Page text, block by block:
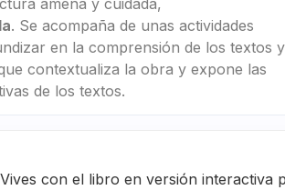
. Se acompaña de unas actividades
en la comprensión de los textos
contextualiza la obra y expone las
de los textos.
con el libro en versión interactiva